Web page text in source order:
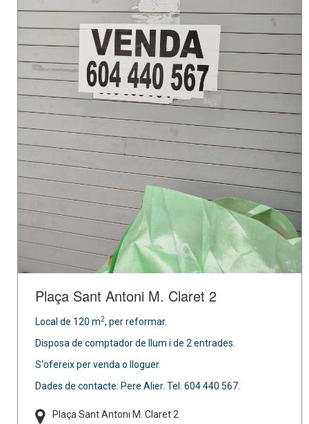
Plaça Sant Antoni M. Claret 2
Local de 120 m2, per reformar.
Disposa de comptador de llum i de 2 entrades.
S'ofereix per venda o lloguer.
Dades de contacte: Pere Alier. Tel. 604 440 567.
Plaça Sant Antoni M. Claret 2